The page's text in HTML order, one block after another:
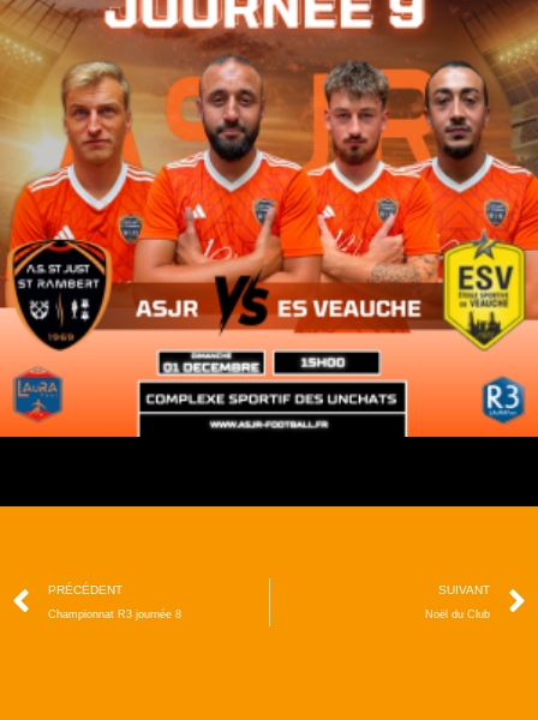
PRÉCÉDENT
Championnat R3 journée 8
SUIVANT
Noël du Club